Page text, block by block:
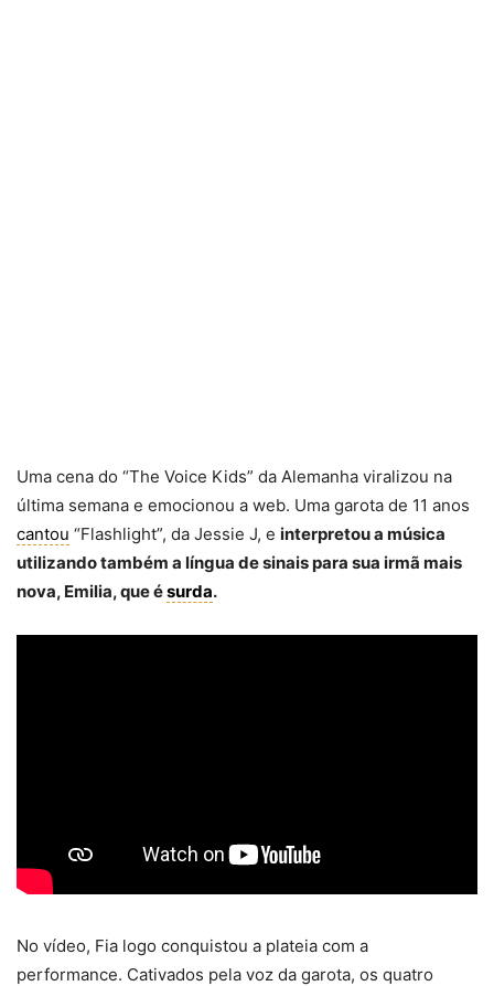
Uma cena do “The Voice Kids” da Alemanha viralizou na
última semana e emocionou a web. Uma garota de 11 anos
cantou “Flashlight”, da Jessie J, e interpretou a música
utilizando também a língua de sinais para sua irmã mais
nova, Emilia, que ésurda.
No vídeo, Fia logo conquistou a plateia com a
performance. Cativados pela voz da garota, os quatro